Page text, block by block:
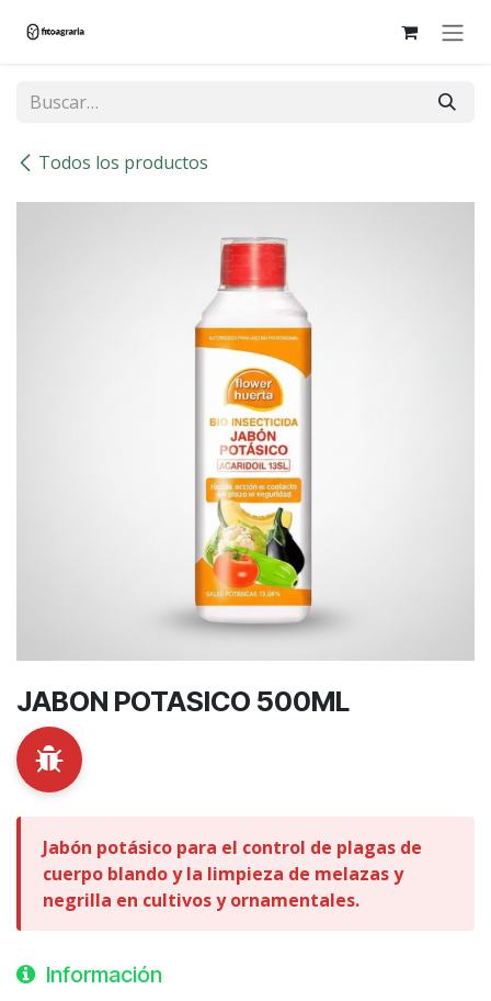
Todos los productos
JABON POTASICO 500ML
Jabón potásico para el control de plagas de
cuerpo blando y la limpieza de melazas y
negrilla en cultivos y ornamentales.
Información